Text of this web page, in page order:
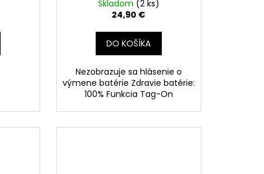
Skladom (2 ks)
24,90 €
DO KOŠÍKA
Nezobrazuje sa hlásenie o
výmene batérie Zdravie batérie:
100% Funkcia Tag-On